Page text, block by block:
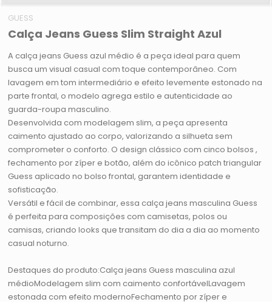
GUESS
Calça Jeans Guess Slim Straight Azul
A calça jeans Guess azul médio é a peça ideal para quem
busca um visual casual com toque contemporâneo. Com
lavagem em tom intermediário e efeito levemente estonado na
parte frontal, o modelo agrega estilo e autenticidade ao
guarda-roupa masculino.
Desenvolvida com modelagem slim, a peça apresenta
caimento ajustado ao corpo, valorizando a silhueta sem
comprometer o conforto. O design clássico com cinco bolsos ,
fechamento por zíper e botão, além do icônico patch triangular
Guess aplicado no bolso frontal, garantem identidade e
sofisticação.
Versátil e fácil de combinar, essa calça jeans masculina Guess
é perfeita para composições com camisetas, polos ou
camisas, criando looks que transitam do dia a dia ao momento
casual noturno.
Destaques do produto:Calça jeans Guess masculina azul
médioModelagem slim com caimento confortávelLavagem
estonada com efeito modernoFechamento por zíper e